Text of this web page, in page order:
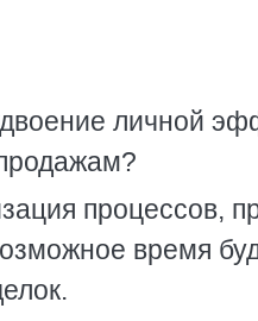
личной
процессов,
время